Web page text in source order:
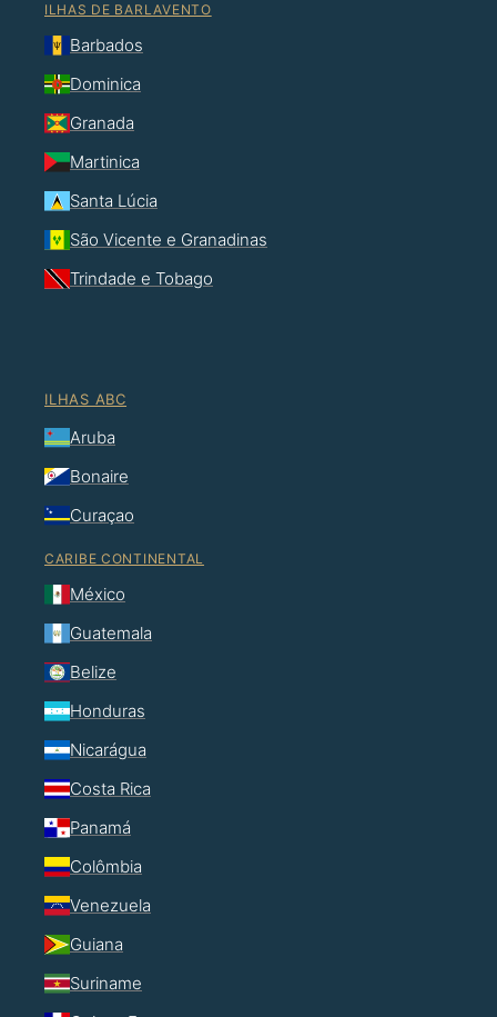
ILHAS DE BARLAVENTO
Barbados
Dominica
Granada
Martinica
Santa Lúcia
São Vicente e Granadinas
Trindade e Tobago
ILHAS ABC
Aruba
Bonaire
Curaçao
CARIBE CONTINENTAL
México
Guatemala
Belize
Honduras
Nicarágua
Costa Rica
Panamá
Colômbia
Venezuela
Guiana
Suriname